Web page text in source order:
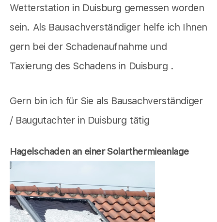
Wetterstation in Duisburg gemessen worden
sein. Als Bausachverständiger helfe ich Ihnen
gern bei der Schadenaufnahme und
Taxierung des Schadens in Duisburg .
Gern bin ich für Sie als Bausachverständiger
/ Baugutachter in Duisburg tätig
Hagelschaden an einer Solarthermieanlage